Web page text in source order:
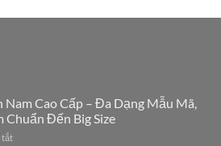
là:
Nam Cao Cấp – Đa Dạng Mẫu Mã,
Chuẩn Đến Big Size
tắtở